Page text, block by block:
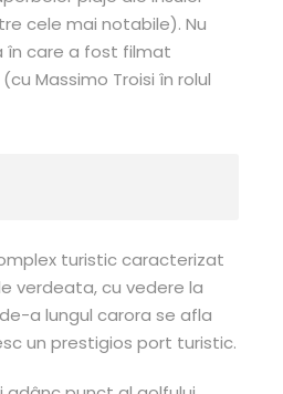
cele mai notabile). Nu
în care a fost filmat
Massimo Troisi în rolul
turistic caracterizat
verdeata, cu vedere la
a lungul carora se afla
un prestigios port turistic.